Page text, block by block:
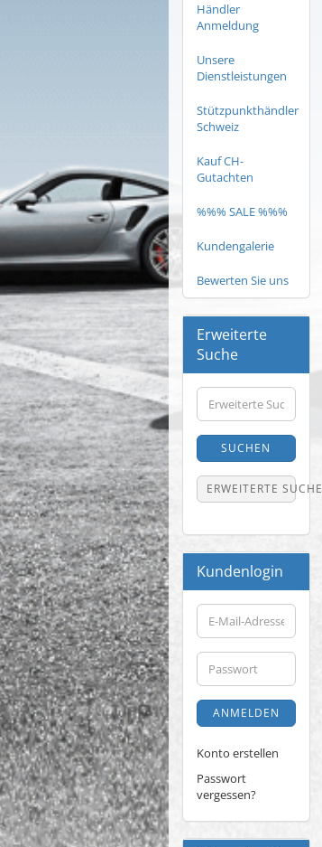
Händler
Anmeldung
Unsere
Dienstleistungen
Stützpunkthändler
Schweiz
Kauf CH-
Gutachten
%%% SALE %%%
Kundengalerie
Bewerten Sie uns
Erweiterte
Suche
Erweiterte
Suche
SUCHEN
ERWEITERTE SUCHE
Kundenlogin
E-
Mail-
Adresse
Passwort
ANMELDEN
Konto erstellen
Passwort
vergessen?